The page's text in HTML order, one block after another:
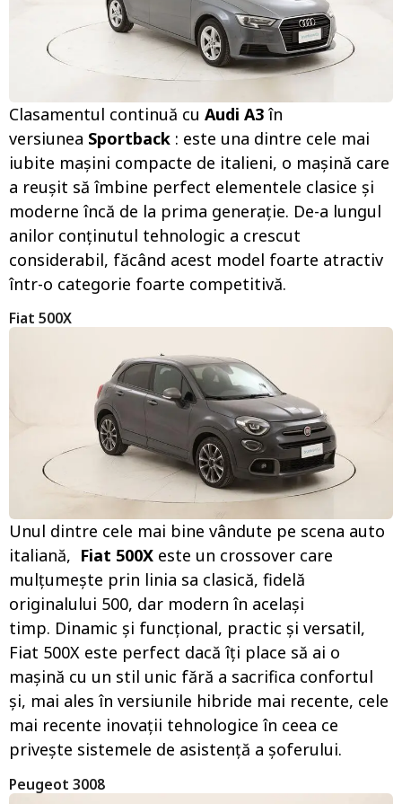
Clasamentul continuă cu Audi A3 în
versiunea Sportback : este una dintre cele mai
iubite mașini compacte de italieni, o mașină care
a reușit să îmbine perfect elementele clasice și
moderne încă de la prima generație. De-a lungul
anilor conținutul tehnologic a crescut
considerabil, făcând acest model foarte atractiv
într-o categorie foarte competitivă.
Fiat 500X
Unul dintre cele mai bine vândute pe scena auto
italiană, Fiat 500X este un crossover care
mulțumește prin linia sa clasică, fidelă
originalului 500, dar modern în același
timp. Dinamic și funcțional, practic și versatil,
Fiat 500X este perfect dacă îți place să ai o
mașină cu un stil unic fără a sacrifica confortul
și, mai ales în versiunile hibride mai recente, cele
mai recente inovații tehnologice în ceea ce
privește sistemele de asistență a șoferului.
Peugeot 3008